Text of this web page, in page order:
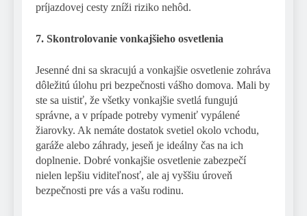
príjazdovej cesty zníži riziko nehôd.
7. Skontrolovanie vonkajšieho osvetlenia
Jesenné dni sa skracujú a vonkajšie osvetlenie zohráva
dôležitú úlohu pri bezpečnosti vášho domova. Mali by
ste sa uistiť, že všetky vonkajšie svetlá fungujú
správne, a v prípade potreby vymeniť vypálené
žiarovky. Ak nemáte dostatok svetiel okolo vchodu,
garáže alebo záhrady, jeseň je ideálny čas na ich
doplnenie. Dobré vonkajšie osvetlenie zabezpečí
nielen lepšiu viditeľnosť, ale aj vyššiu úroveň
bezpečnosti pre vás a vašu rodinu.